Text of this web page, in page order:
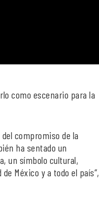
como escenario para la
compromiso de la
ha sentado un
un símbolo cultural,
México y a todo el país”,